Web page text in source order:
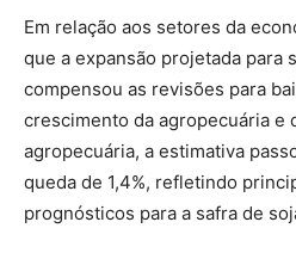
Em relação aos setores da
que a expansão projetada para
compensou as revisões para
crescimento da agropecuária e
agropecuária, a estimativa
queda de 1,4%, refletindo
prognósticos para a safra de